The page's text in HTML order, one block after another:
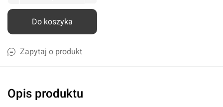
Do koszyka
Zapytaj o produkt
Opis produktu